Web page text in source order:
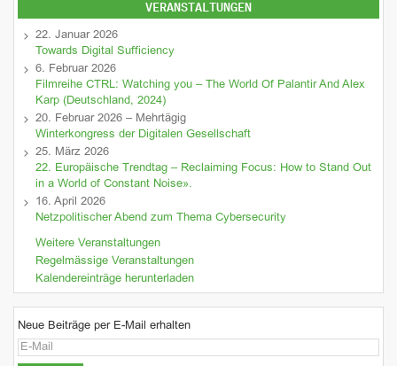
VERANSTALTUNGEN
22. Januar 2026
Towards Digital Sufficiency
6. Februar 2026
Filmreihe CTRL: Watching you – The World Of Palantir And Alex
Karp (Deutschland, 2024)
20. Februar 2026 – Mehrtägig
Winterkongress der Digitalen Gesellschaft
25. März 2026
22. Europäische Trendtag – Reclaiming Focus: How to Stand Out
in a World of Constant Noise».
16. April 2026
Netzpolitischer Abend zum Thema Cybersecurity
Weitere Veranstaltungen
Regelmässige Veranstaltungen
Kalendereinträge herunterladen
Neue Beiträge per E-Mail erhalten